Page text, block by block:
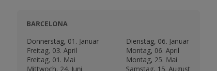
BARCELONA
Donnerstag, 01. Januar
Dienstag, 06. Januar
Freitag, 03. April
Montag, 06. April
Freitag, 01. Mai
Montag, 25. Mai
Mittwoch, 24. Juni
Samstag, 15. August